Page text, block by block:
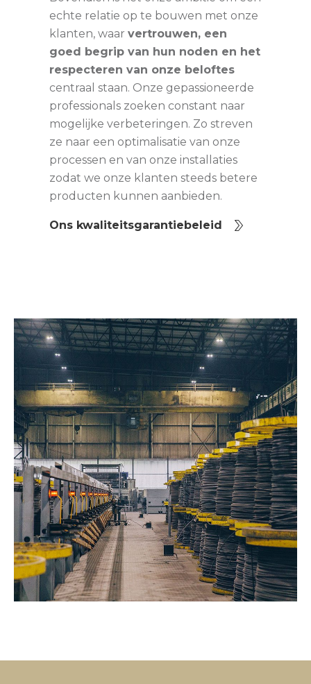
echte relatie op te bouwen met onze
klanten, waar vertrouwen, een
goed begrip van hun noden en het
respecteren van onze beloftes
centraal staan. Onze gepassioneerde
professionals zoeken constant naar
mogelijke verbeteringen. Zo streven
ze naar een optimalisatie van onze
processen en van onze installaties
zodat we onze klanten steeds betere
producten kunnen aanbieden.
Ons kwaliteitsgarantiebeleid